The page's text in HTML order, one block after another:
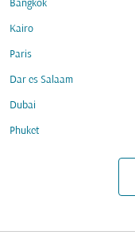
Bangkok
Kairo
Paris
Dar es Salaam
Dubai
Phuket